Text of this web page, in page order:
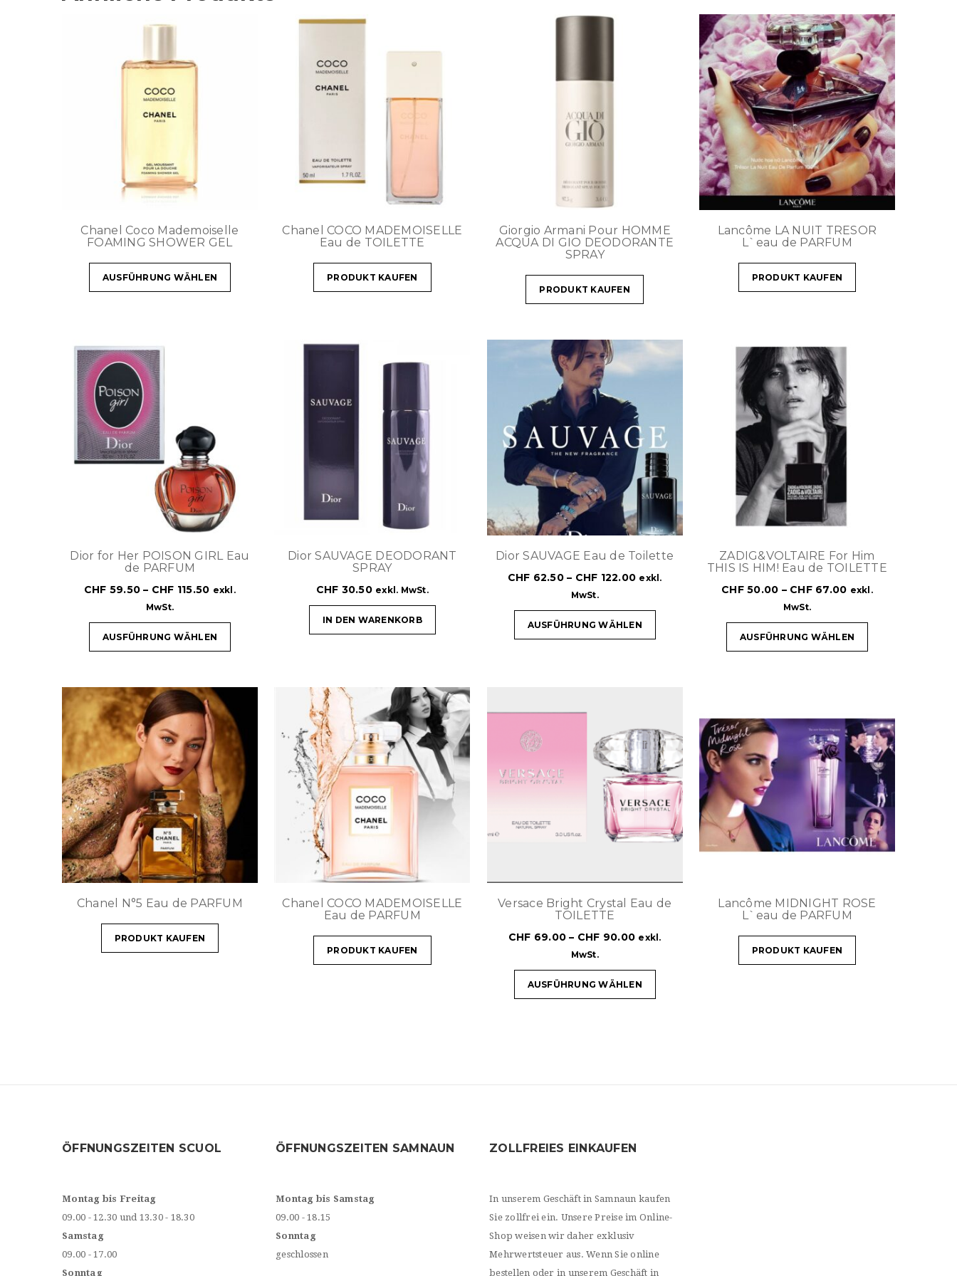
Chanel Coco Mademoiselle
FOAMING SHOWER GEL
AUSFÜHRUNG WÄHLEN
Chanel COCO MADEMOISELLE
Eau de TOILETTE
PRODUKT KAUFEN
Giorgio Armani Pour HOMME
ACQUA DI GIO DEODORANTE
SPRAY
PRODUKT KAUFEN
Lancôme LA NUIT TRESOR
L`eau de PARFUM
PRODUKT KAUFEN
Dior for Her POISON GIRL Eau
de PARFUM
CHF 59.50 – CHF 115.50 exkl.
MwSt.
AUSFÜHRUNG WÄHLEN
Dior SAUVAGE DEODORANT
SPRAY
CHF 30.50 exkl. MwSt.
IN DEN WARENKORB
Dior SAUVAGE Eau de Toilette
CHF 62.50– CHF 122.00 exkl.
MwSt.
AUSFÜHRUNG WÄHLEN
ZADIG&VOLTAIRE For Him
THIS IS HIM! Eau de TOILETTE
CHF50.00 – CHF67.00 exkl.
MwSt.
AUSFÜHRUNG WÄHLEN
Chanel N°5 Eau de PARFUM
PRODUKT KAUFEN
Chanel COCO MADEMOISELLE
Eau de PARFUM
PRODUKT KAUFEN
Versace Bright Crystal Eau de
TOILETTE
CHF 69.00 – CHF 90.00 exkl.
MwSt.
AUSFÜHRUNG WÄHLEN
Lancôme MIDNIGHT ROSE
L`eau de PARFUM
PRODUKT KAUFEN
ÖFFNUNGSZEITEN SCUOL
Montag bis Freitag
09.00 - 12.30 und 13.30 - 18.30
Samstag
09.00 - 17.00
Sonntag
ÖFFNUNGSZEITEN SAMNAUN
Montag bis Samstag
09.00 - 18.15
Sonntag
geschlossen
ZOLLFREIES EINKAUFEN
In unserem Geschäft in Samnaun kaufen
Sie zollfrei ein. Unsere Preise im Online-
Shop weisen wir daher exklusiv
Mehrwertsteuer aus. Wenn Sie online
bestellen oder in unserem Geschäft in